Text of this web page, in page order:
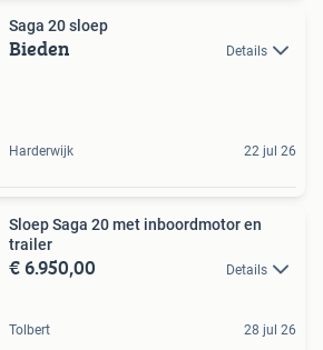
Saga 20 sloep
Bieden Details
Harderwijk 22 jul 26
Sloep Saga 20 met inboordmotor en
trailer
€ 6.950,00 Details
Tolbert 28 jul 26